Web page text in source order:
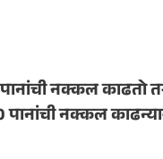
नक्कल काढतो
पानांची नक्कल